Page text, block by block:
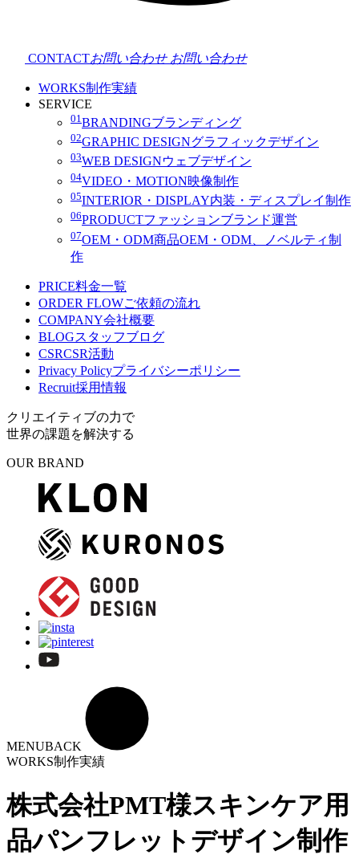
CONTACTお問い合わせ お問い合わせ
WORKS制作実績
SERVICE
01 BRANDINGブランディング
02GRAPHIC DESIGNグラフィックデザイン
03WEB DESIGNウェブデザイン
04VIDEO・MOTION映像制作
05INTERIOR・DISPLAY内装・ディスプレイ制作
06PRODUCTファッションブランド運営
07OEM・ODM商品OEM・ODM、ノベルティ制
作
PRICE料金一覧
ORDER FLOWご依頼の流れ
COMPANY会社概要
BLOGスタッフブログ
CSRCSR活動
Privacy Policyプライバシーポリシー
Recruit採用情報
クリエイティブの力で
世界の課題を解決する
OUR BRAND
MENUBACK
WORKS制作実績
株式会社PMT様スキンケア用
品パンフレットデザイン制作